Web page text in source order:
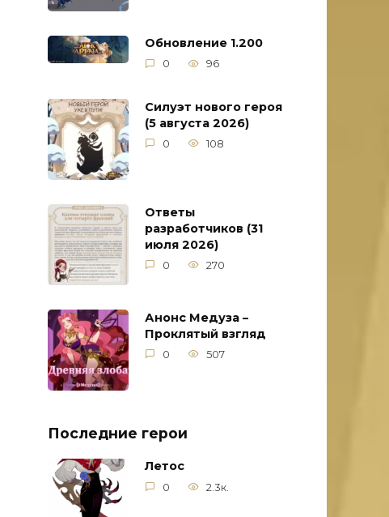
Обновление 1.200
0 96
Силуэт нового героя
(5 августа 2026)
0 108
Ответы
разработчиков (31
июля 2026)
0 270
Анонс Медуза –
Проклятый взгляд
0 507
Последние герои
Летос
0 2.3к.